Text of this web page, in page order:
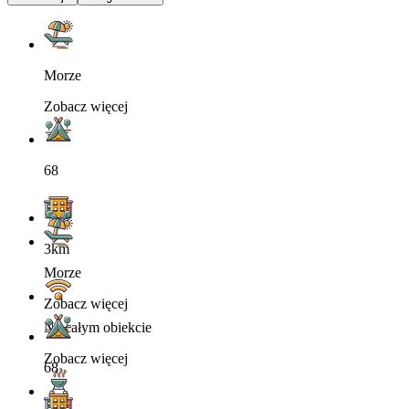
Morze
Zobacz więcej
68
3km
Na całym obiekcie
Zobacz więcej
Morze
Zobacz więcej
68